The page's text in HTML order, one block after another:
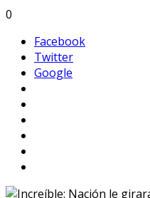
0
Facebook
Twitter
Google